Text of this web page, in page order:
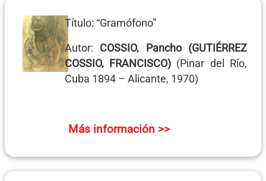
Título: “Gramófono”
Autor: COSSIO, Pancho (GUTIÉRREZ
COSSIO, FRANCISCO) (Pinar del Río,
Cuba 1894 – Alicante, 1970)
Más información >>